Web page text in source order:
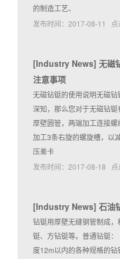
的制造工艺、
发布时间：2017-08-11 点
[Industry News] 无磁
注意事项
无磁钻铤的使用说明无磁
深知，那么您对于无磁钻
厚壁圆管，两端加工连接
加工3条右旋的螺旋槽，以
压差卡
发布时间：2017-08-18 点
[Industry News] 石油
钻铤用厚壁无缝钢管制成
铤、方钻铤等。普通钻铤
度12m以内的各种规格的